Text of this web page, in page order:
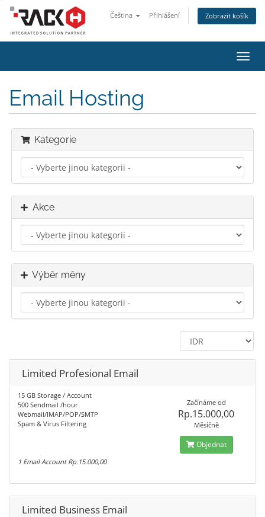
Čeština Přihlášení Zobrazit košík
Email Hosting
Kategorie
Akce
Výběr měny
Limited Profesional Email
15 GB Storage / Account
500 Sendmail /hour
Webmail/IMAP/POP/SMTP
Spam & Virus Filtering
1 Email Account Rp.15.000,00
Začínáme od
Rp.15.000,00
Měsíčně
Objednat
Limited Business Email